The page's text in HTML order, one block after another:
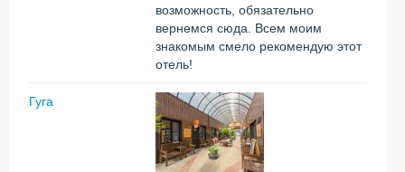
возможность, обязательно
вернемся сюда. Всем моим
знакомым смело рекомендую этот
отель!
Гуга